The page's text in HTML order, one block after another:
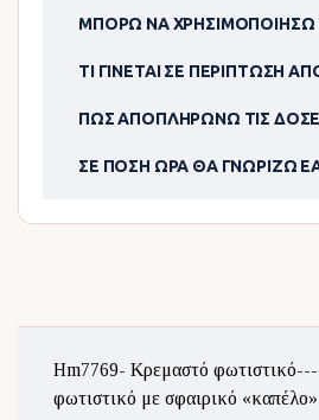
ΜΠΟΡΏ ΝΑ ΧΡΗΣΙΜΟΠΟΊΗΣΩ
ΤΙ ΓΊΝΕΤΑΙ ΣΕ ΠΕΡΊΠΤΩΣΗ
ΠΏΣ ΑΠΟΠΛΗΡΏΝΩ ΤΙΣ
ΣΕ ΠΌΣΗ ΏΡΑ ΘΑ ΓΝΩΡΊΖΩ
Hm7769- Kρεμαστό
φωτιστικό με σφαιρικό